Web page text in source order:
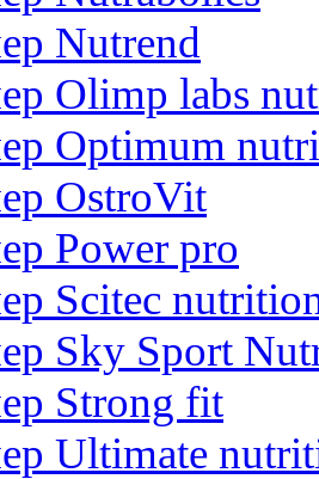
Nutrend
Olimp labs
Optimum
OstroVit
Power pro
Scitec
Sky Sport
Strong fit
Ultimate